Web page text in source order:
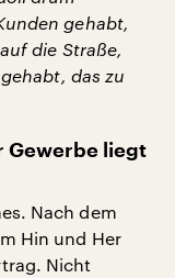
gehabt,
die Straße,
das zu
Gewerbe liegt
Nach dem
Hin und Her
Nicht